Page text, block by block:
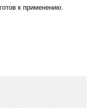
к применению.